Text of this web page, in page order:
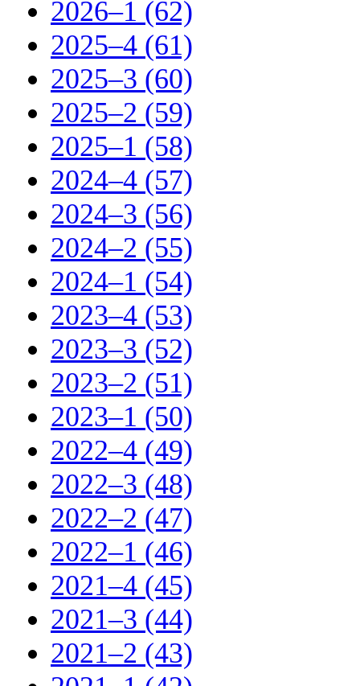
2026–1 (62)
2025–4 (61)
2025–3 (60)
2025–2 (59)
2025–1 (58)
2024–4 (57)
2024–3 (56)
2024–2 (55)
2024–1 (54)
2023–4 (53)
2023–3 (52)
2023–2 (51)
2023–1 (50)
2022–4 (49)
2022–3 (48)
2022–2 (47)
2022–1 (46)
2021–4 (45)
2021–3 (44)
2021–2 (43)